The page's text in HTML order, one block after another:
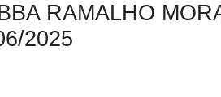
RAMALHO
2025